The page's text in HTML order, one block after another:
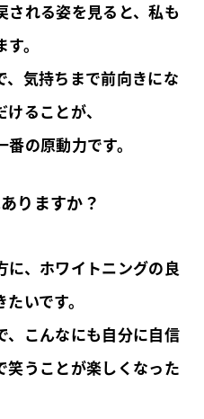
される姿を見ると、私も
。
、気持ちまで前向きにな
ることが、
の原動力です。
りますか？
に、ホワイトニングの良
いです。
、こんなにも自分に自信
笑うことが楽しくなった